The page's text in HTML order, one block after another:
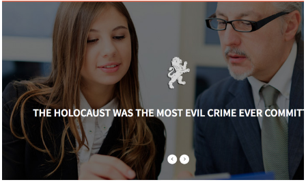
Law
Website Design / 법률/회계